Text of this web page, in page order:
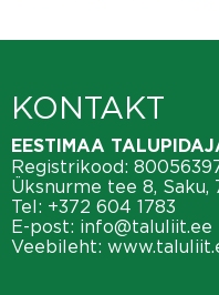
KONTAKT
EESTIMAA
Registrikood:
Üksnurme tee 8, Saku,
Tel: +372 604 1783
E-post: info@taluliit.ee
Veebileht: